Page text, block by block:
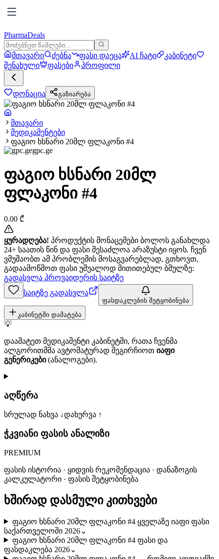
PharmaDeals
მთავარი ძებნა ფასი დაეცა AI ჩატი
კაბინეტი
შენახული
ფასები პროფილი
დონაცია გაზიარება
მთავარი
მედიკამენტები
ფაგიო ხსნარი 20მლ ფლაკონი #4
gpc.ge
ფაგიო ხსნარი 20მლ
ფლაკონი #4
0.00 ₾
ყურადღება! პროდუქტის მონაცემები ბოლოს განახლდა
24+ საათის წინ და ფასი შესაძლოა არაზუსტი იყოს. ჩვენ
ვმუშაობთ ამ პრობლემის მოსაგვარებლად, გთხოვთ,
გადაამოწმოთ ფასი უშუალოდ მითითებულ ბმულზე:
გადასვლა პროვაიდერის საიტზე
საიტზე გადასვლა
ფასდაკლების შეტყობინება
კაბინეტში დამატება
💡
დაამატეთ მედიკამენტი კაბინეტში, რათა ჩვენმა
ალგორითმმა ავტომატურად შეგირჩიოთ იაფი
გენერიკები(ანალოგები).
აღწერა
სრულად ნახვა ↓დახურვა ↑
ჭკვიანი ფასის ანალიზი
PREMIUM
ფასის ისტორია · ყიდვის რეკომენდაცია · დანაზოგის
კალკულატორი · ფასის შეტყობინება
ხშირად დასმული კითხვები
ფაგიო ხსნარი 20მლ ფლაკონი #4 ყველაზე იაფი ფასი
საქართველოში 2026⌄
ფაგიო ხსნარი 20მლ ფლაკონი #4 ფასი და
ფასდაკლება 2026⌄